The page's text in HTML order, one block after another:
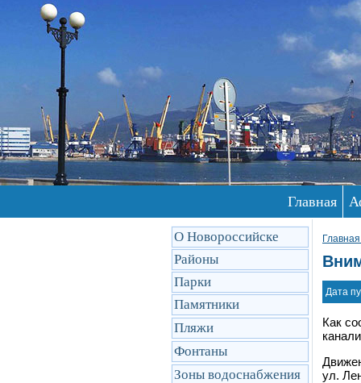
Главная
О Новороссийске
Районы
Парки
Памятники
Пляжи
Фонтаны
Зоны водоснабжения
Дата
Как
ул.